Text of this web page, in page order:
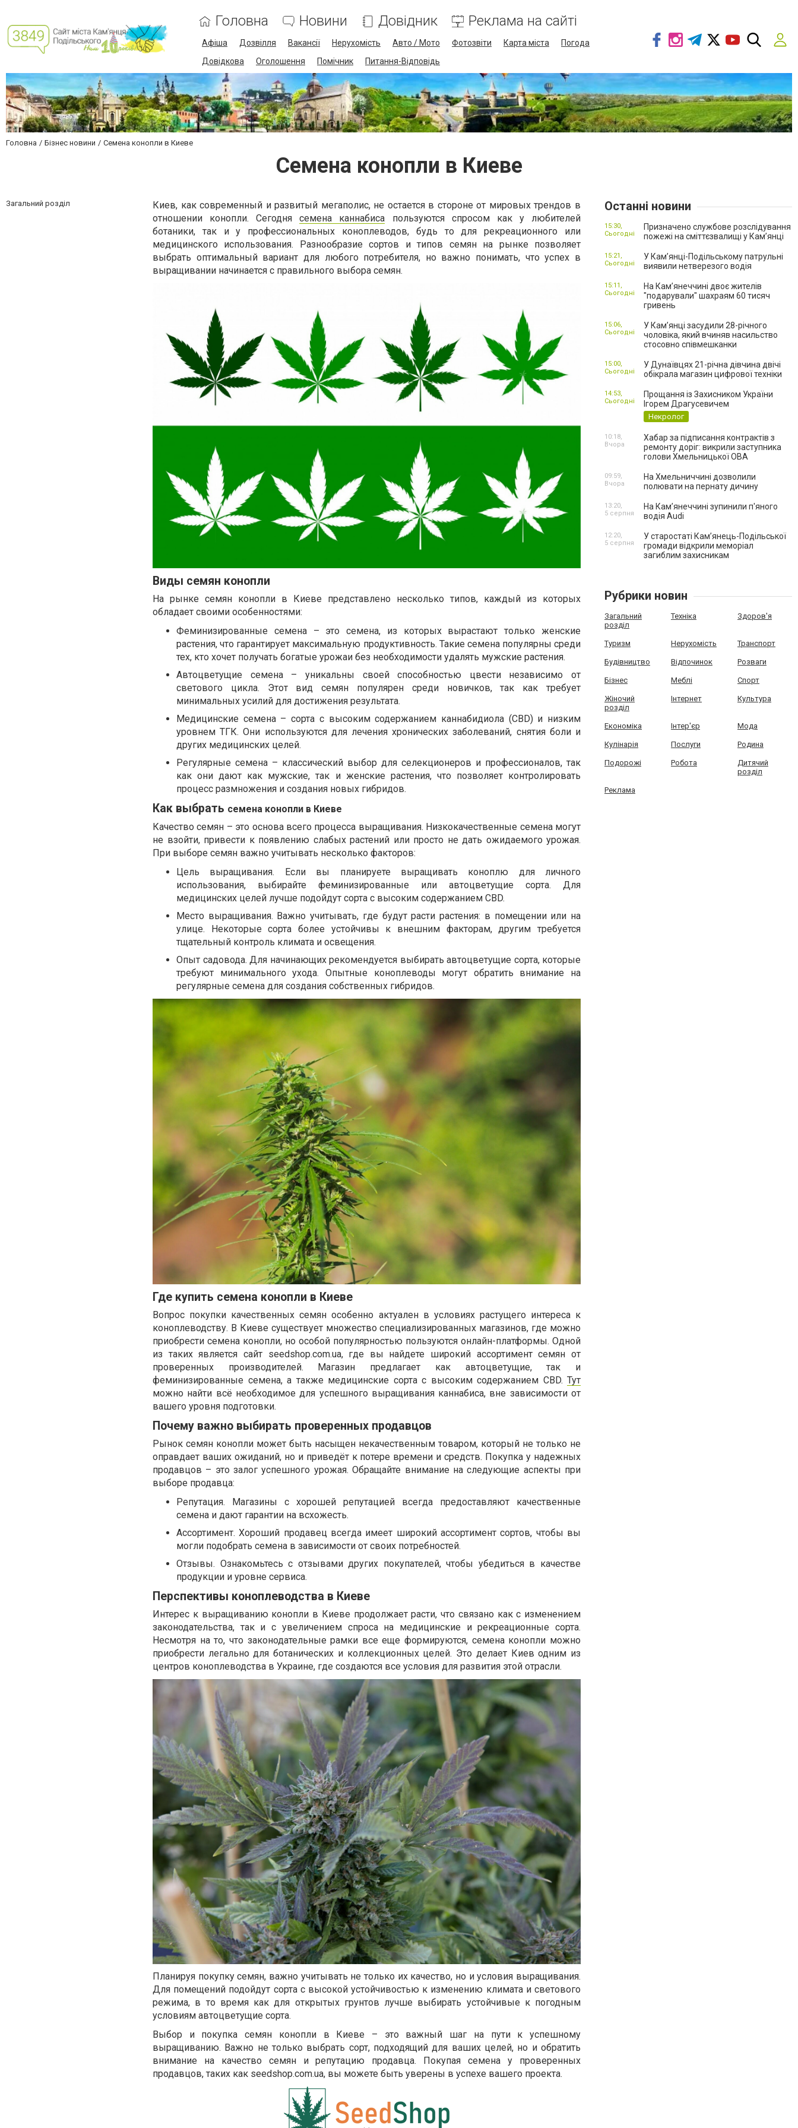
Головна Новини Довідник Реклама на сайті
Афіша Дозвілля Вакансії Нерухомість Авто / Мото Фотозвіти Карта міста
Погода
Довідкова
Оголошення Помічник Питання-Відповідь
Головна Бізнес новини Семена конопли в Киеве
Семена конопли в Киеве
Загальний розділ
Киев, как современный и развитый мегаполис, не остается в стороне от мировых трендов в
отношении конопли. Сегоднясемена каннабиса пользуются спросом как у любителей
ботаники, так и у профессиональных коноплеводов, будь то для рекреационного или
медицинского использования. Разнообразие сортов и типов семян на рынке позволяет
выбрать оптимальный вариант для любого потребителя, но важно понимать, что успех в
выращивании начинается с правильного выбора семян.
Виды семян конопли
На рынке семян конопли в Киеве представлено несколько типов, каждый из которых
обладает своими особенностями:
Феминизированные семена – это семена, из которых вырастают только женские
растения, что гарантирует максимальную продуктивность. Такие семена популярны среди
тех, кто хочет получать богатые урожаи без необходимости удалять мужские растения.
Автоцветущие семена – уникальны своей способностью цвести независимо от
светового цикла. Этот вид семян популярен среди новичков, так как требует
минимальных усилий для достижения результата.
Медицинские семена – сорта с высоким содержанием каннабидиола (CBD) и низким
уровнем ТГК. Они используются для лечения хронических заболеваний, снятия боли и
других медицинских целей.
Регулярные семена – классический выбор для селекционеров и профессионалов, так
как они дают как мужские, так и женские растения, что позволяет контролировать
процесс размножения и создания новых гибридов.
Как выбрать семена конопли в Киеве
Качество семян – это основа всего процесса выращивания. Низкокачественные семена могут
не взойти, привести к появлению слабых растений или просто не дать ожидаемого урожая.
При выборе семян важно учитывать несколько факторов:
Цель выращивания. Если вы планируете выращивать коноплю для личного
использования, выбирайте феминизированные или автоцветущие сорта. Для
медицинских целей лучше подойдут сорта с высоким содержанием CBD.
Место выращивания. Важно учитывать, где будут расти растения: в помещении или на
улице. Некоторые сорта более устойчивы к внешним факторам, другим требуется
тщательный контроль климата и освещения.
Опыт садовода. Для начинающих рекомендуется выбирать автоцветущие сорта, которые
требуют минимального ухода. Опытные коноплеводы могут обратить внимание на
регулярные семена для создания собственных гибридов.
Где купить семена конопли в Киеве
Вопрос покупки качественных семян особенно актуален в условиях растущего интереса к
коноплеводству. В Киеве существует множество специализированных магазинов, где можно
приобрести семена конопли, но особой популярностью пользуются онлайн-платформы. Одной
из таких является сайт seedshop.com.ua, где вы найдете широкий ассортимент семян от
проверенных производителей. Магазин предлагает как автоцветущие, так и
феминизированные семена, а также медицинские сорта с высоким содержанием CBD. Тут
можно найти всё необходимое для успешного выращивания каннабиса, вне зависимости от
вашего уровня подготовки.
Почему важно выбирать проверенных продавцов
Рынок семян конопли может быть насыщен некачественным товаром, который не только не
оправдает ваших ожиданий, но и приведёт к потере времени и средств. Покупка у надежных
продавцов – это залог успешного урожая. Обращайте внимание на следующие аспекты при
выборе продавца:
Репутация. Магазины с хорошей репутацией всегда предоставляют качественные
семена и дают гарантии на всхожесть.
Ассортимент. Хороший продавец всегда имеет широкий ассортимент сортов, чтобы вы
могли подобрать семена в зависимости от своих потребностей.
Отзывы. Ознакомьтесь с отзывами других покупателей, чтобы убедиться в качестве
продукции и уровне сервиса.
Перспективы коноплеводства в Киеве
Интерес к выращиванию конопли в Киеве продолжает расти, что связано как с изменением
законодательства, так и с увеличением спроса на медицинские и рекреационные сорта.
Несмотря на то, что законодательные рамки все еще формируются, семена конопли можно
приобрести легально для ботанических и коллекционных целей. Это делает Киев одним из
центров коноплеводства в Украине, где создаются все условия для развития этой отрасли.
Планируя покупку семян, важно учитывать не только их качество, но и условия выращивания.
Для помещений подойдут сорта с высокой устойчивостью к изменению климата и светового
режима, в то время как для открытых грунтов лучше выбирать устойчивые к погодным
условиям автоцветущие сорта.
Выбор и покупка семян конопли в Киеве – это важный шаг на пути к успешному
выращиванию. Важно не только выбрать сорт, подходящий для ваших целей, но и обратить
внимание на качество семян и репутацию продавца. Покупая семена у проверенных
продавцов, таких как seedshop.com.ua, вы можете быть уверены в успехе вашего проекта.
Останні новини
Призначено службове розслідування
пожежі на сміттєзвалищі у Кам’янці
15:30,
Сьогодні
У Кам’янці-Подільському патрульні
виявили нетверезого водія
15:21,
Сьогодні
На Камʼянеччині двоє жителів
"подарували" шахраям 60 тисяч
гривень
15:11,
Сьогодні
У Камʼянці засудили 28-річного
чоловіка, який вчиняв насильство
стосовно співмешканки
15:06,
Сьогодні
У Дунаївцях 21-річна дівчина двічі
обікрала магазин цифрової техніки
15:00,
Сьогодні
Прощання із Захисником України
Ігорем Драгусевичем
Некролог
14:53,
Сьогодні
Хабар за підписання контрактів з
ремонту доріг: викрили заступника
голови Хмельницької ОВА
10:18,
Вчора
На Хмельниччині дозволили
полювати на пернату дичину
09:59,
Вчора
На Камʼянеччині зупинили п'яного
водія Audi
13:20,
5 серпня
У старостаті Кам’янець-Подільської
громади відкрили меморіал
загиблим захисникам
12:20,
5 серпня
Рубрики новин
Загальний
розділ
Техніка Здоров'я
Туризм Нерухомість Транспорт
Будівництво Відпочинок Розваги
Бізнес Меблі Спорт
Жіночий
розділ
Інтернет Культура
Економіка Інтер'єр Мода
Кулінарія Послуги Родина
Подорожі Робота
Дитячий
розділ
Реклама